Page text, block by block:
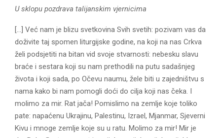
U sklopu pozdrava talijanskim vjernicima
[…] Već nam je blizu svetkovina Svih svetih: pozivam vas da
doživite taj spomen liturgijske godine, na koji na nas Crkva
želi podsjetiti na bitan vid svoje stvarnosti: nebesku slavu
braće i sestara koji su nam prethodili na putu sadašnjeg
života i koji sada, po Očevu naumu, žele biti u zajedništvu s
nama kako bi nam pomogli doći do cilja koji nas čeka. I
molimo za mir. Rat jača! Pomislimo na zemlje koje toliko
pate: napaćenu Ukrajinu, Palestinu, Izrael, Mjanmar, Sjeverni
Kivu i mnoge zemlje koje su u ratu. Molimo za mir! Mir je